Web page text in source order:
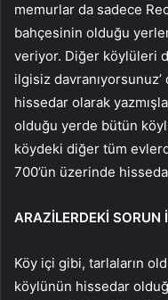
memurlar da sadece
bahçesinin olduğu
veriyor. Diğer köylüleri
ilgisiz
hissedar olarak
olduğu yerde bütün
köydeki diğer tüm
700’ün üzerinde
ARAZİLERDEKİ SORUN
Köy içi gibi, tarlaların
köylünün hissedar